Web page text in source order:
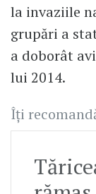
la invaziile
grupări a
a doborât
lui 2014.
Îți